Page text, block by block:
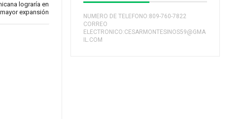
lograría en
expansión
NUMERO DE TELEFONO:809-760-7822
CORREO
ELECTRONICO:CESARMONTESINOS59@GMA
IL.COM